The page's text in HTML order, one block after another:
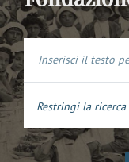
Restringi la